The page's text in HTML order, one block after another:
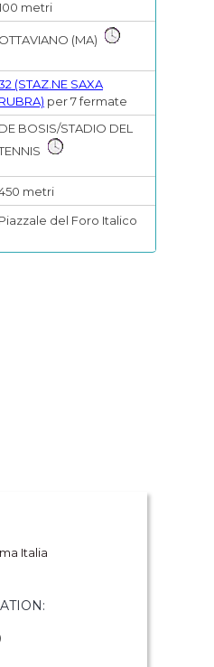
metri
OTTAVIANO (MA)
2 (STAZ.NE SAXA
RUBRA) per 7 fermate
DE BOSIS/STADIO DEL
metri
Piazzale del Foro Italico
Italia